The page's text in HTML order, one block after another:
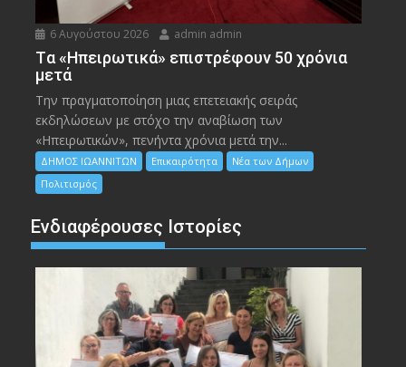
6 Αυγούστου 2026 admin admin
Tα «Ηπειρωτικά» επιστρέφουν 50 χρόνια
μετά
Την πραγματοποίηση μιας επετειακής σειράς
εκδηλώσεων με στόχο την αναβίωση των
«Ηπειρωτικών», πενήντα χρόνια μετά την...
ΔΗΜΟΣ ΙΩΑΝΝΙΤΩΝ Επικαιρότητα
Νέα των Δήμων
Πολιτισμός
Ενδιαφέρουσες Ιστορίες